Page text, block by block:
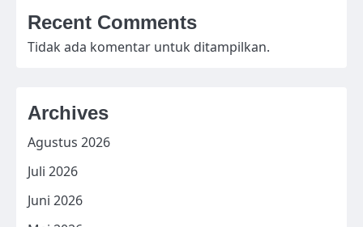
Recent Comments
Tidak ada komentar untuk ditampilkan.
Archives
Agustus 2026
Juli 2026
Juni 2026